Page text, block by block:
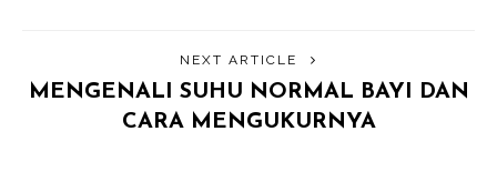
NEXT ARTICLE
MENGENALI SUHU NORMAL BAYI DAN
CARA MENGUKURNYA